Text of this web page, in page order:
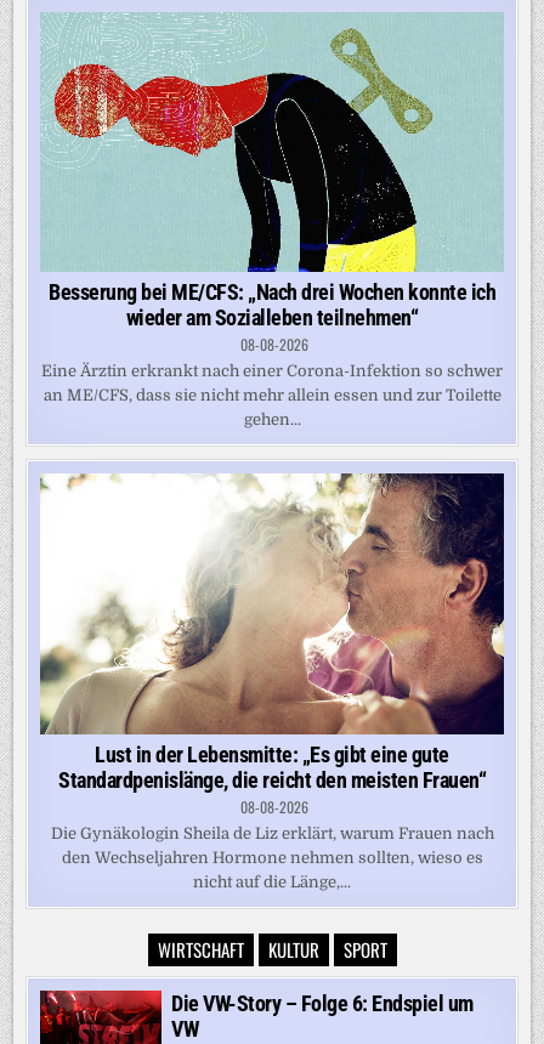
Besserung bei ME/CFS: „Nach drei Wochen konnte ich
wieder am Sozialleben teilnehmen“
08-08-2026
Eine Ärztin erkrankt nach einer Corona-Infektion so schwer
an ME/CFS, dass sie nicht mehr allein essen und zur Toilette
gehen...
Lust in der Lebensmitte: „Es gibt eine gute
Standardpenislänge, die reicht den meisten Frauen“
08-08-2026
Die Gynäkologin Sheila de Liz erklärt, warum Frauen nach
den Wechseljahren Hormone nehmen sollten, wieso es
nicht auf die Länge,...
WIRTSCHAFT KULTUR SPORT
Die VW-Story – Folge 6: Endspiel um
VW